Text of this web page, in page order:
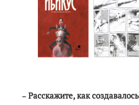
–Расскажите, как